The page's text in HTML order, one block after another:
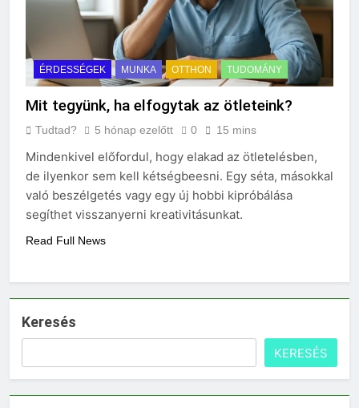
ÉRDESSÉGEK MUNKA OTTHON TUDOMÁNY
Mit tegyünk, ha elfogytak az ötleteink?
Tudtad? 5 hónap ezelőtt 0 15 mins
Mindenkivel előfordul, hogy elakad az ötletelésben,
de ilyenkor sem kell kétségbeesni. Egy séta, másokkal
való beszélgetés vagy egy új hobbi kipróbálása
segíthet visszanyerni kreativitásunkat.
Read Full News
Keresés
KERESÉS